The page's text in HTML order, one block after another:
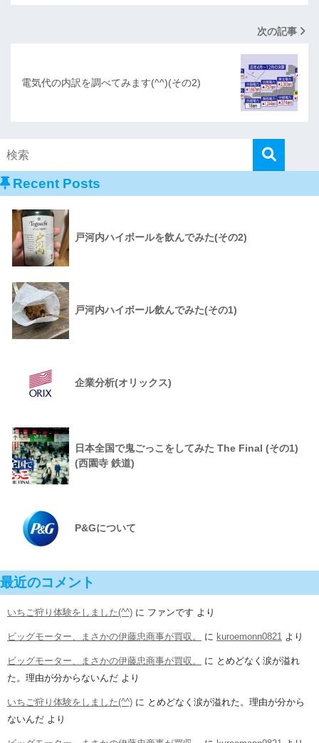
次の記事
電気代の内訳を調べてみます(^^)(その2)
Recent Posts
戸河内ハイボールを飲んでみた(その2)
戸河内ハイボール飲んでみた(その1)
企業分析(オリックス)
日本全国で鬼ごっこをしてみた The Final (その1)
(西園寺 鉄道)
P&Gについて
最近のコメント
いちご狩り体験をしました(^^) に ファンです より
ビッグモーター、まさかの伊藤忠商事が買収。 に kuroemonn0821 より
ビッグモーター、まさかの伊藤忠商事が買収。 に とめどなく涙が溢れ
た。理由が分からないんだ より
いちご狩り体験をしました(^^) に とめどなく涙が溢れた。理由が分から
ないんだ より